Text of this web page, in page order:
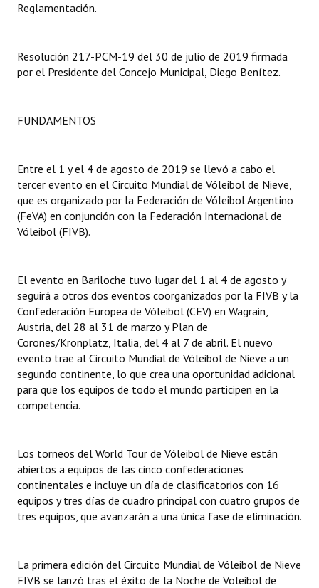
Informes de Gestión
Dictámenes Asesoría Letrada
Actas de Audiencias Públicas
NORMATIVA
Declaraciones
Resoluciones
Resoluciones de Presidencia
INSTITUCIONAL
Antiguos Pobladores
Registros y Distinciones
Datos Históricos
Premio al Mérito - Registro
Mujeres que Dejaron Huellas - Registro
Reglamentación.
Resolución 217-PCM-19 del 30 de julio de 2019 firmada
por el Presidente del Concejo Municipal, Diego Benítez.
FUNDAMENTOS
Entre el 1 y el 4 de agosto de 2019 se llevó a cabo el
tercer evento en el Circuito Mundial de Vóleibol de Nieve,
que es organizado por la Federación de Vóleibol Argentino
(FeVA) en conjunción con la Federación Internacional de
Vóleibol (FIVB).
El evento en Bariloche tuvo lugar del 1 al 4 de agosto y
seguirá a otros dos eventos coorganizados por la FIVB y la
Confederación Europea de Vóleibol (CEV) en Wagrain,
Austria, del 28 al 31 de marzo y Plan de
Corones/Kronplatz, Italia, del 4 al 7 de abril. El nuevo
evento trae al Circuito Mundial de Vóleibol de Nieve a un
segundo continente, lo que crea una oportunidad adicional
para que los equipos de todo el mundo participen en la
competencia.
Los torneos del World Tour de Vóleibol de Nieve están
abiertos a equipos de las cinco confederaciones
continentales e incluye un día de clasificatorios con 16
equipos y tres días de cuadro principal con cuatro grupos de
tres equipos, que avanzarán a una única fase de eliminación.
La primera edición del Circuito Mundial de Vóleibol de Nieve
FIVB se lanzó tras el éxito de la Noche de Voleibol de